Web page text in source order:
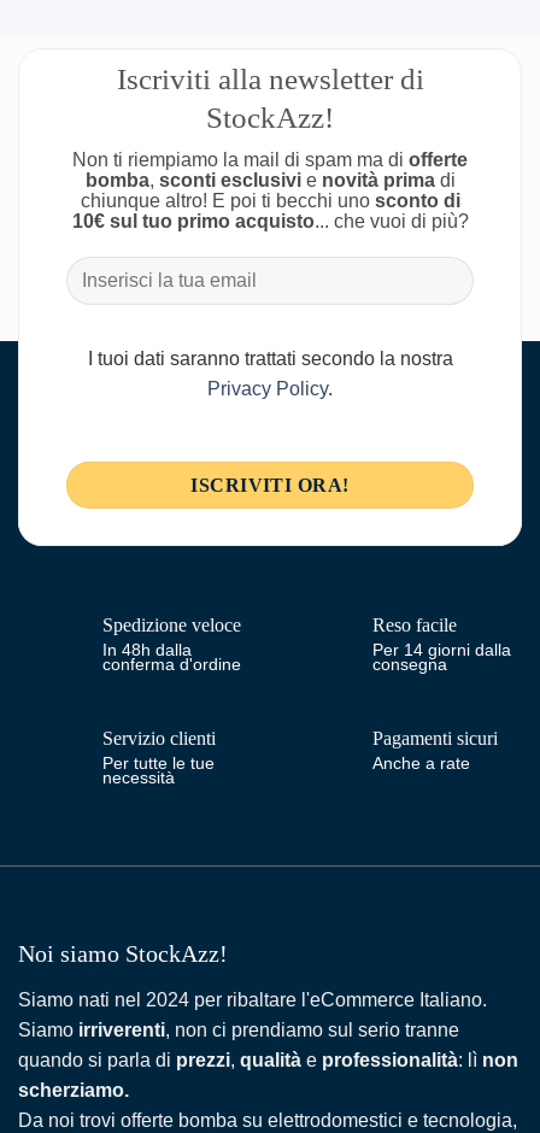
Iscriviti alla newsletter di
StockAzz!
Non ti riempiamo la mail di spam ma di offerte
bomba, sconti esclusivie novità primadi
chiunque altro! E poi ti becchi uno sconto di
10€ sul tuo primo acquisto... che vuoi di più?
I tuoi dati saranno trattati secondo la nostra
Privacy Policy.
Spedizione veloce
In 48h dalla
conferma d'ordine
Reso facile
Per 14 giorni dalla
consegna
Servizio clienti
Per tutte le tue
necessità
Pagamenti sicuri
Anche a rate
Noi siamo StockAzz!
Siamo nati nel 2024 per ribaltare l'eCommerce Italiano.
Siamo irriverenti, non ci prendiamo sul serio tranne
quando si parla di prezzi, qualità e professionalità: lì non
scherziamo.
Da noi trovi offerte bomba su elettrodomestici e tecnologia,